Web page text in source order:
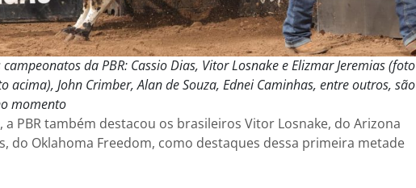
da PBR: Cassio Dias, Vitor Losnake e Elizmar Jeremias (foto
acima), John Crimber, Alan de Souza, Ednei Caminhas, entre outros, são
momento
a PBR também destacou os brasileiros Vitor Losnake, do Arizona
do Oklahoma Freedom, como destaques dessa primeira metade